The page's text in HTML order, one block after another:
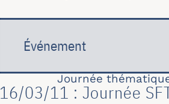
Événement
Journée
16/03/11 : Journée